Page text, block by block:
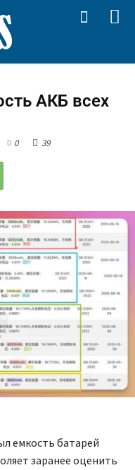
АКБ всех
0 39
емкость батарей
заранее оценить